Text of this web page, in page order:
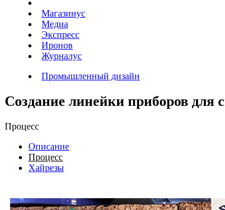
Магазинус
Медиа
Экспресс
Иронов
Журналус
Промышленный дизайн
Создание линейки приборов для
Процесс
Описание
Процесс
Хайрезы